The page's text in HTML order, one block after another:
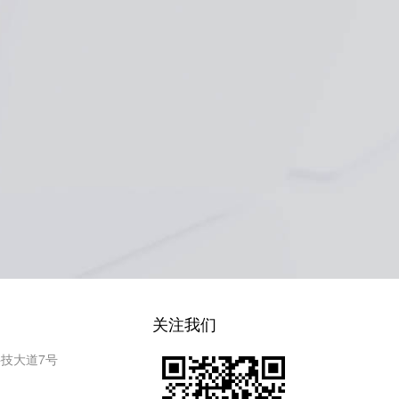
大道7号
关注我们